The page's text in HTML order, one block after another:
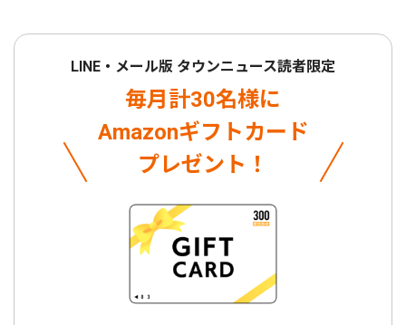
LINE・メール版 タウンニュース読者限定
毎月計30名様に
Amazonギフトカード
プレゼント！